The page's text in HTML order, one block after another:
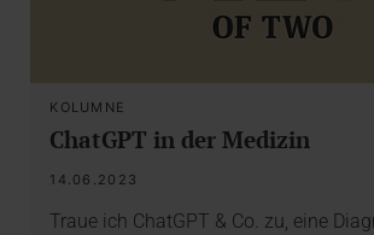
KOLUMNE
ChatGPT in der Medizin
14.06.2023
Traue ich ChatGPT & Co. zu, eine